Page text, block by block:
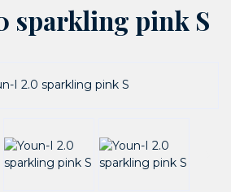
sparkling pink S